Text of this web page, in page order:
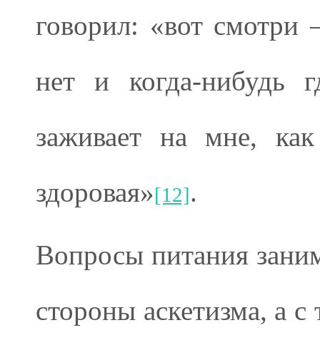
говорил: «вот смотри
нет и когда-нибудь
заживает на мне,
здоровая»[12].
Вопросы питания
стороны аскетизма, а